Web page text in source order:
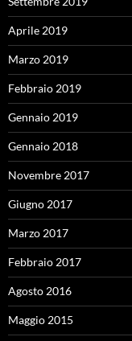
Aprile 2019
Marzo 2019
Febbraio 2019
Gennaio 2019
Gennaio 2018
Novembre 2017
Giugno 2017
Marzo 2017
Febbraio 2017
Agosto 2016
Maggio 2015